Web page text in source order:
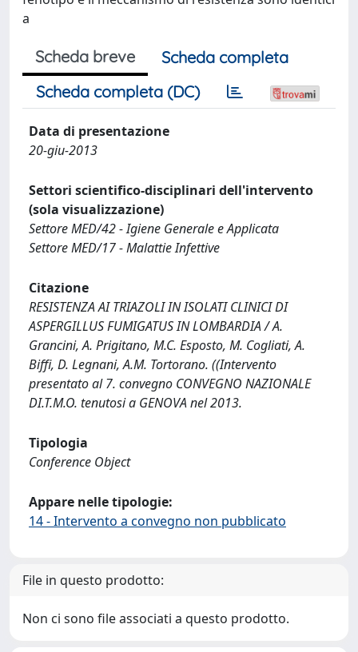
a
Scheda breve
Scheda completa
Scheda completa (DC)
Data di presentazione
20-giu-2013
Settori scientifico-disciplinari dell'intervento
(sola visualizzazione)
Settore MED/42 - Igiene Generale e Applicata
Settore MED/17 - Malattie Infettive
Citazione
RESISTENZA AI TRIAZOLI IN ISOLATI CLINICI DI
ASPERGILLUS FUMIGATUS IN LOMBARDIA / A.
Grancini, A. Prigitano, M.C. Esposto, M. Cogliati, A.
Biffi, D. Legnani, A.M. Tortorano. ((Intervento
presentato al 7. convegno CONVEGNO NAZIONALE
DI.T.M.O. tenutosi a GENOVA nel 2013.
Tipologia
Conference Object
Appare nelle tipologie:
14 - Intervento a convegno non pubblicato
File in questo prodotto:
Non ci sono file associati a questo prodotto.